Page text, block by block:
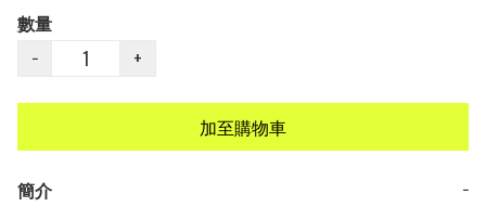
數量
−
+
加至購物車
簡介
−